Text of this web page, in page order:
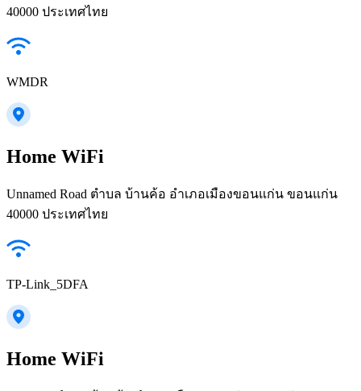
40000 ประเทศไทย
WMDR
Home WiFi
Unnamed Road ตำบล บ้านค้อ อำเภอเมืองขอนแก่น ขอนแก่น
40000 ประเทศไทย
TP-Link_5DFA
Home WiFi